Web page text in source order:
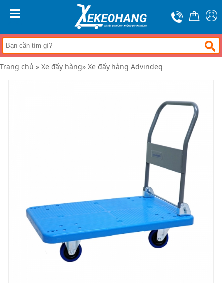
Trang
chủ
Xe
đẩy
hàng
Xe
Trang chủ » Xe đẩy hàng» Xe đẩy hàng Advindeq